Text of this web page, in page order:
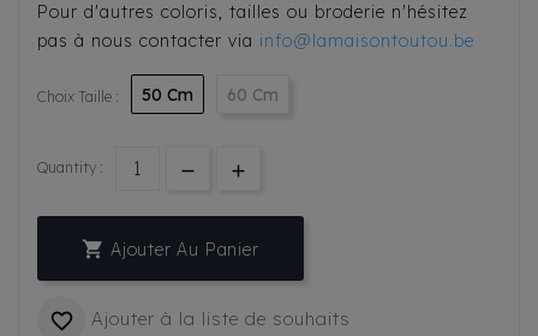
Pour d'autres coloris, tailles ou broderie n'hésitez
pas à nous contacter via info@lamaisontoutou.be
Choix Taille : 50 Cm 60 Cm
Quantity :
 Ajouter Au Panier
 Ajouter à la liste de souhaits